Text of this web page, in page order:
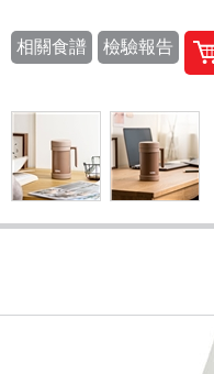
相關食譜 檢驗報告